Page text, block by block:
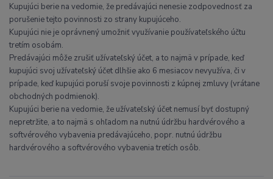
Kupujúci berie na vedomie, že predávajúci nenesie zodpovednosť za
porušenie tejto povinnosti zo strany kupujúceho.
Kupujúci nie je oprávnený umožniť využívanie používateľského účtu
tretím osobám.
Predávajúci môže zrušiť užívateľský účet, a to najmä v prípade, keď
kupujúci svoj užívateľský účet dlhšie ako 6 mesiacov nevyužíva, či v
prípade, keď kupujúci poruší svoje povinnosti z kúpnej zmluvy (vrátane
obchodných podmienok).
Kupujúci berie na vedomie, že užívateľský účet nemusí byť dostupný
nepretržite, a to najmä s ohľadom na nutnú údržbu hardvérového a
softvérového vybavenia predávajúceho, popr. nutnú údržbu
hardvérového a softvérového vybavenia tretích osôb.